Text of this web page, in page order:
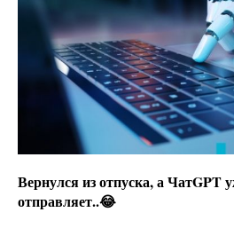
Вернулся из отпуска, а ЧатGPT
отправляет..😂